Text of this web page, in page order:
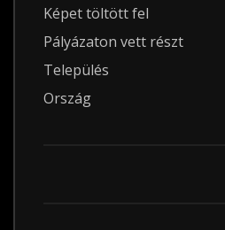
Képet töltött fel
Pályázaton vett részt
Település
Ország